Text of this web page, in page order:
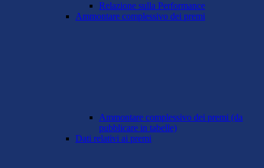
Relazione sulla Performance
Ammontare complessivo dei premi
Ammontare complessivo dei premi (da
pubblicare in tabelle)
Dati relativi ai premi